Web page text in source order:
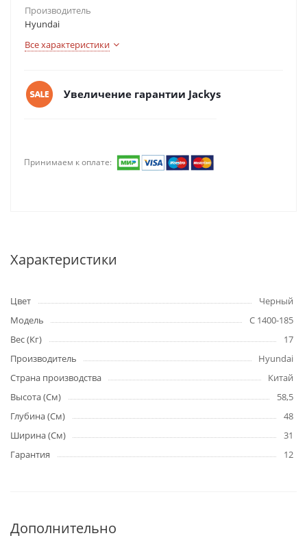
Производитель
Hyundai
Все характеристики
Увеличение гарантии Jackys
Принимаем к оплате:
Характеристики
Цвет
Черный
Модель
C 1400-185
Вес (Кг)
17
Производитель
Hyundai
Страна производства
Китай
Высота (См)
58,5
Глубина (См)
48
Ширина (См)
31
Гарантия
12
Дополнительно